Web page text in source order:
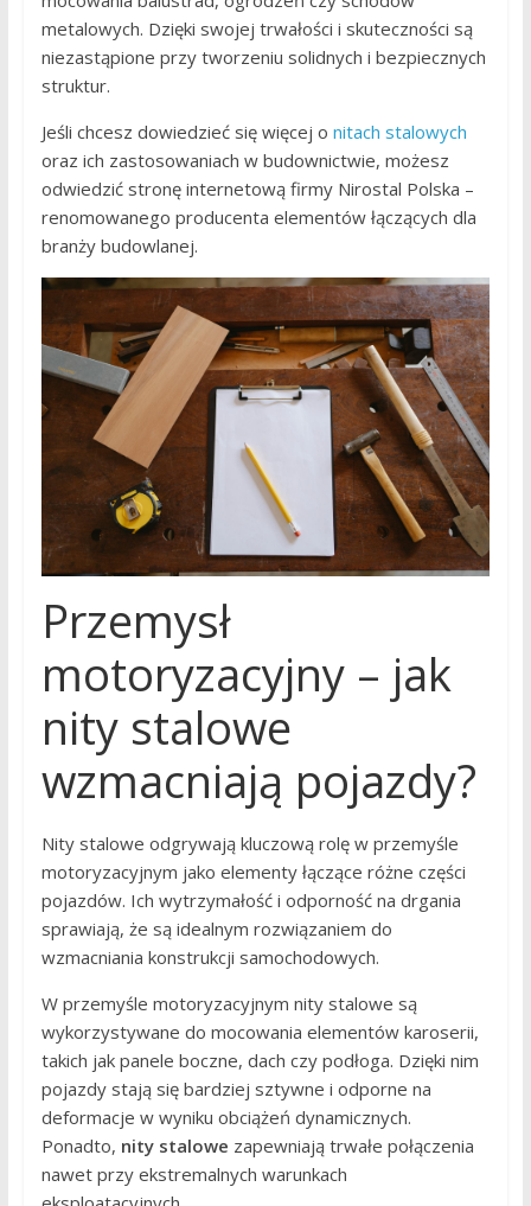
metalowych. Dzięki swojej trwałości i skuteczności są
niezastąpione przy tworzeniu solidnych i bezpiecznych
struktur.
Jeśli chcesz dowiedzieć się więcej o nitach stalowych
oraz ich zastosowaniach w budownictwie, możesz
odwiedzić stronę internetową firmy Nirostal Polska –
renomowanego producenta elementów łączących dla
branży budowlanej.
Przemysł
motoryzacyjny – jak
nity stalowe
wzmacniają pojazdy?
Nity stalowe odgrywają kluczową rolę w przemyśle
motoryzacyjnym jako elementy łączące różne części
pojazdów. Ich wytrzymałość i odporność na drgania
sprawiają, że są idealnym rozwiązaniem do
wzmacniania konstrukcji samochodowych.
W przemyśle motoryzacyjnym nity stalowe są
wykorzystywane do mocowania elementów karoserii,
takich jak panele boczne, dach czy podłoga. Dzięki nim
pojazdy stają się bardziej sztywne i odporne na
deformacje w wyniku obciążeń dynamicznych.
Ponadto, nity stalowe zapewniają trwałe połączenia
nawet przy ekstremalnych warunkach